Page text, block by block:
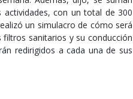
actividades, con un total de 300
un simulacro de cómo será
sanitarios y su conducción
redirigidos a cada una de sus